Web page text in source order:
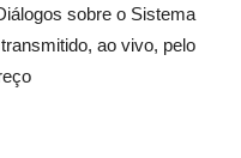
sobre o Sistema
ao vivo, pelo